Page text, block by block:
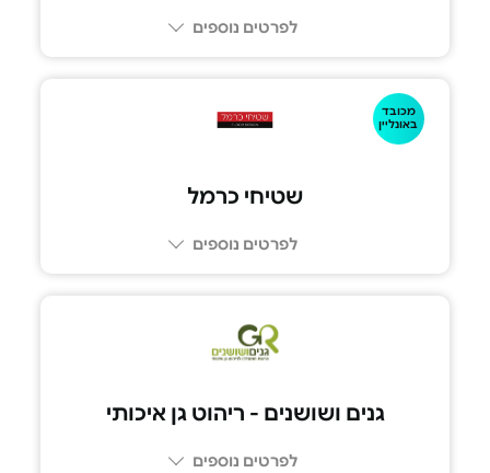
לפרטים נוספים
073-2390992מכובד
באונליין
שטיחי כרמל
לפרטים נוספים
גנים ושושנים - ריהוט גן איכותי
לפרטים נוספים